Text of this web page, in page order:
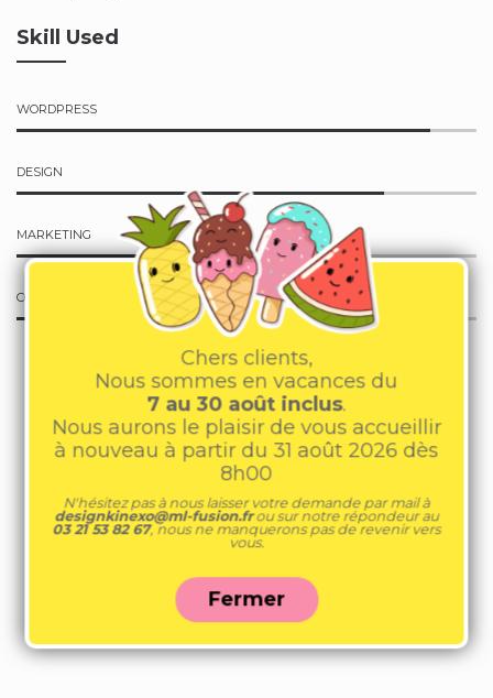
Skill Used
WORDPRESS
DESIGN
MARKETING
CONCEPT ART
Chers clients,
Nous sommes en vacances du
7 au 30 août inclus.
Nous aurons le plaisir de vous accueillir
à nouveau à partir du 31 août 2026 dès
8h00
N'hésitez pas à nous laisser votre demande par mail à
designkinexo@ml-fusion.frou sur notre répondeur au
03 21 53 82 67, nous ne manquerons pas de revenir vers
vous.
Fermer